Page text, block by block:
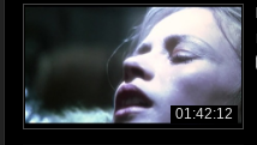
01:42:12